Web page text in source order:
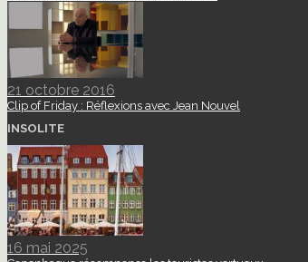
21 octobre 2016
Clip of Friday : Réflexions avec Jean Nouvel
INSOLITE
16 mai 2025